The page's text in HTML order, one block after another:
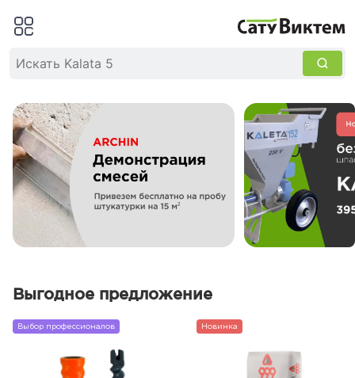
Выгодное предложение
Выбор профессионалов Новинка